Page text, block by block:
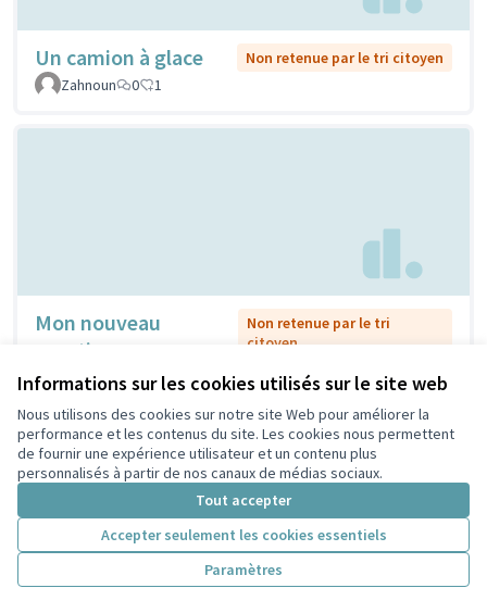
Informations sur les cookies utilisés sur le site web
Nous utilisons des cookies sur notre site Web pour améliorer la
performance et les contenus du site. Les cookies nous permettent
de fournir une expérience utilisateur et un contenu plus
personnalisés à partir de nos canaux de médias sociaux.
Tout accepter
Accepter seulement les cookies essentiels
Paramètres
Un camion à glace
Non retenue par le tri citoyen
Zahnoun
0 1
Mon nouveau
quartier
Non retenue par le tri
citoyen
Louna
0 0